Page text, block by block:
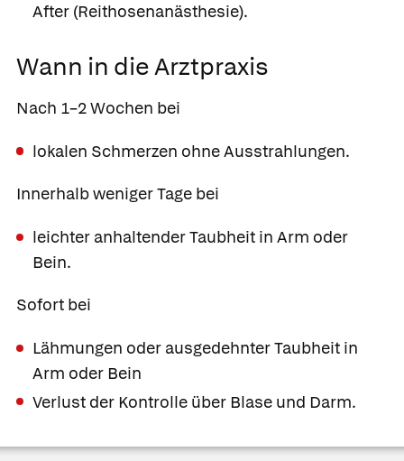
After (Reithosenanästhesie).
Wann in die Arztpraxis
Nach 1–2 Wochen bei
lokalen Schmerzen ohne Ausstrahlungen.
Innerhalb weniger Tage bei
leichter anhaltender Taubheit in Arm oder
Bein.
Sofort bei
Lähmungen oder ausgedehnter Taubheit in
Arm oder Bein
Verlust der Kontrolle über Blase und Darm.